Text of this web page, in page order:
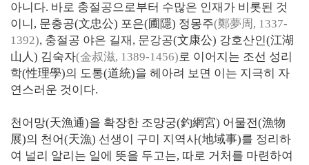
아니다. 바로 충절공으로부터 수많은 인재가 비롯된 것
이니, 문충공(文忠公) 포은(圃隱) 정몽주(鄭夢周, 1337-
1392), 충절공 야은 길재, 문강공(文康公) 강호산인(江湖
山人) 김숙자(金叔滋, 1389-1456)로 이어지는 조선 성리
학(性理學)의 도통(道統)을 헤아려 보면 이는 지극히 자
연스러운 것이다.
천어망(天漁通)을 확장한 조망궁(釣網宮) 어물전(漁物
展)의 천어(天漁) 선생이 구미 지역사(地域事)를 정리하
여 널리 알리는 일에 뜻을 두고는, 따로 거처를 마련하여